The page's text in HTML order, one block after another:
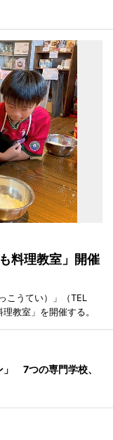
料理教室」開催
こうてい）」（TEL
教室」を開催する。
」 7つの専門学校、